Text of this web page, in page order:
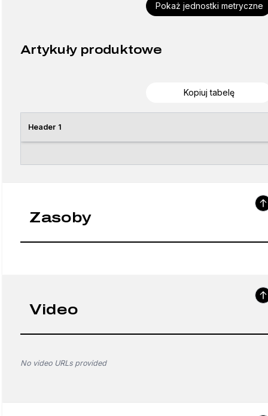
Pokaż jednostki metryczne
Artykuły produktowe
Kopiuj tabelę
Header 1
Zasoby
Video
No video URLs provided